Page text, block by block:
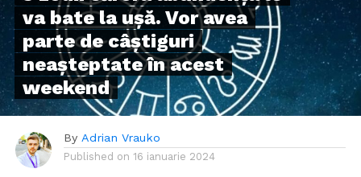
va bate la ușă. Vor avea
parte de câștiguri
neașteptate în acest
weekend
By Adrian Vrauko
Published on 16 ianuarie 2024